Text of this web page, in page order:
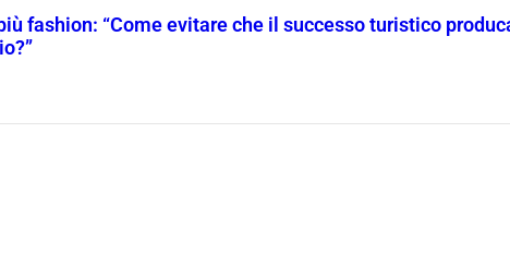
fashion: “Come evitare che il successo turistico